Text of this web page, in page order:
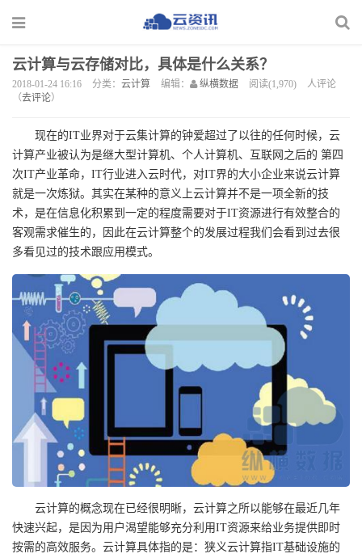
云计算与云存储对比，具体是什么关系？
2018-01-24 16:16 分类： 云计算 编辑： 纵横数据 阅读(1,970)
人评论
（去评论）
现在的IT业界对于云集计算的钟爱超过了以往的任何时候，云
计算产业被认为是继大型计算机、个人计算机、互联网之后的 第四
次IT产业革命，IT行业进入云时代，对IT界的大小企业来说云计算
就是一次炼狱。其实在某种的意义上云计算并不是一项全新的技
术，是在信息化积累到一定的程度需要对于IT资源进行有效整合的
客观需求催生的，因此在云计算整个的发展过程我们会看到过去很
多看见过的技术跟应用模式。
云计算的概念现在已经很明晰，云计算之所以能够在最近几年
快速兴起，是因为用户渴望能够充分利用IT资源来给业务提供即时
按需的高效服务。云计算具体指的是：狭义云计算指IT基础设施的